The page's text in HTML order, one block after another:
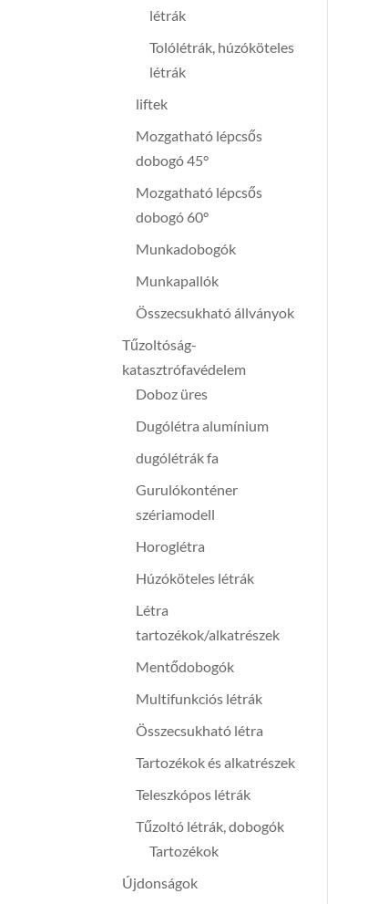
létrák
Tolólétrák, húzóköteles
létrák
liftek
Mozgatható lépcsős
dobogó 45°
Mozgatható lépcsős
dobogó 60°
Munkadobogók
Munkapallók
Összecsukható állványok
Tűzoltóság-
katasztrófavédelem
Doboz üres
Dugólétra alumínium
dugólétrák fa
Gurulókonténer
szériamodell
Horoglétra
Húzóköteles létrák
Létra
tartozékok/alkatrészek
Mentődobogók
Multifunkciós létrák
Összecsukható létra
Tartozékok és alkatrészek
Teleszkópos létrák
Tűzoltó létrák, dobogók
Tartozékok
Újdonságok